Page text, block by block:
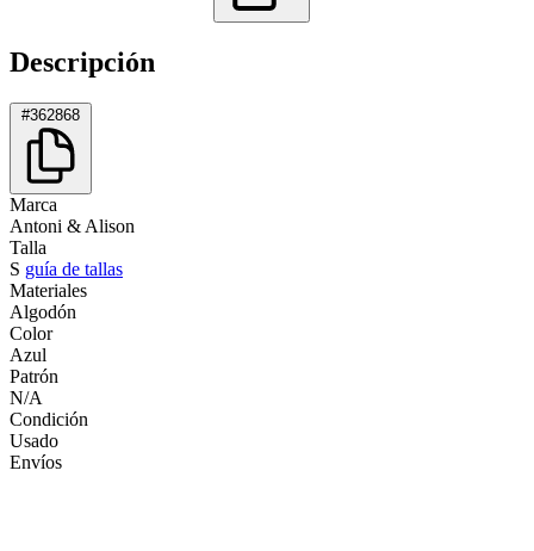
Descripción
#362868
Marca
Antoni & Alison
Talla
S guía de tallas
Materiales
Algodón
Color
Azul
Patrón
N/A
Condición
Usado
Envíos